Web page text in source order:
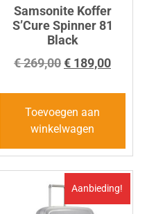
Samsonite Koffer
S’Cure Spinner 81
Black
€269,00€ 189,00
Toevoegen aan
winkelwagen
Aanbieding!